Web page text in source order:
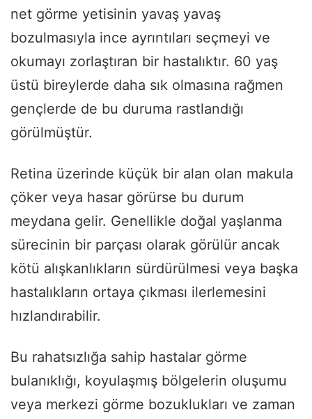
net görme yetisinin yavaş yavaş
bozulmasıyla ince ayrıntıları seçmeyi ve
okumayı zorlaştıran bir hastalıktır. 60 yaş
üstü bireylerde daha sık olmasına rağmen
gençlerde de bu duruma rastlandığı
görülmüştür.
Retina üzerinde küçük bir alan olan makula
çöker veya hasar görürse bu durum
meydana gelir. Genellikle doğal yaşlanma
sürecinin bir parçası olarak görülür ancak
kötü alışkanlıkların sürdürülmesi veya başka
hastalıkların ortaya çıkması ilerlemesini
hızlandırabilir.
Bu rahatsızlığa sahip hastalar görme
bulanıklığı, koyulaşmış bölgelerin oluşumu
veya merkezi görme bozuklukları ve zaman